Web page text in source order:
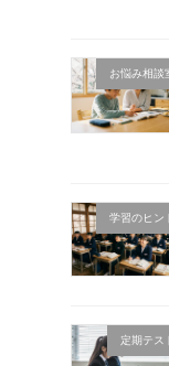
お悩み相談
学習のヒン
定期テス